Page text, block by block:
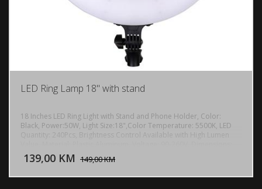
LED Ring Lamp 18" with stand
18 Inches LED Ring Light with Stand and Phone Holder, Color:
Black, Power:50W, Light Size:18",Color Temperature: 5500K, LED
Quantity: 240Pcs, Brightness Control Available with High Lumen
(2.09 x 17.91)" / (5.3 x 45.5)cm (H x Dia.), Weight: 60.14oz / 1705g,
max height up to 1,8m
139,00 KM 149,00 KM